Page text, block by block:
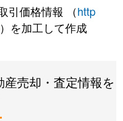
引価格情報 （http
を加工して作成
売却・査定情報を